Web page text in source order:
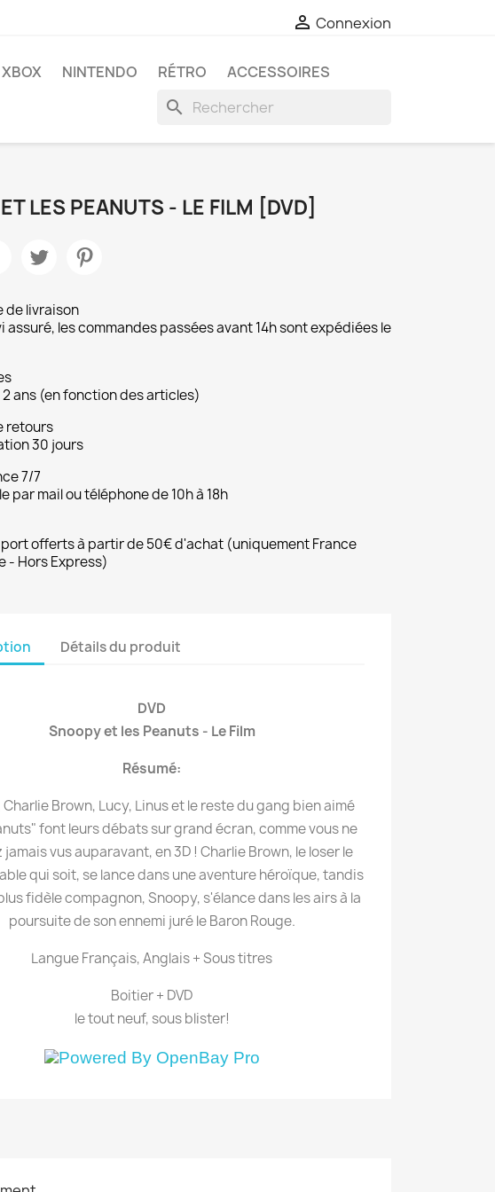
 Connexion
NINTENDO RÉTRO ACCESSOIRES
search
LES PEANUTS - LE FILM [DVD]
de livraison
assuré, les commandes passées avant 14h sont expédiées le
2 ans (en fonction des articles)
retours
30 jours
7/7
par mail ou téléphone de 10h à 18h
port offerts à partir de 50€ d'achat (uniquement France
- Hors Express)
Détails du produit
DVD
Snoopy et les Peanuts - Le Film
Résumé:
Brown, Lucy, Linus et le reste du gang bien aimé
font leurs débats sur grand écran, comme vous ne
jamais vus auparavant, en 3D ! Charlie Brown, le loser le
qui soit, se lance dans une aventure héroïque, tandis
fidèle compagnon, Snoopy, s'élance dans les airs à la
poursuite de son ennemi juré le Baron Rouge.
Langue Français, Anglais + Sous titres
Boitier + DVD
le tout neuf, sous blister!